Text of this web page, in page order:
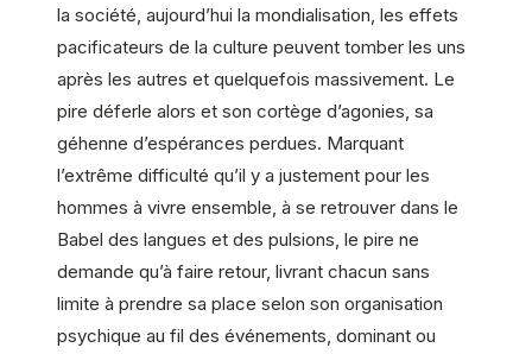
la société, aujourd’hui la mondialisation, les effets
pacificateurs de la culture peuvent tomber les uns
après les autres et quelquefois massivement. Le
pire déferle alors et son cortège d’agonies, sa
géhenne d’espérances perdues. Marquant
l’extrême difficulté qu’il y a justement pour les
hommes à vivre ensemble, à se retrouver dans le
Babel des langues et des pulsions, le pire ne
demande qu’à faire retour, livrant chacun sans
limite à prendre sa place selon son organisation
psychique au fil des événements, dominant ou